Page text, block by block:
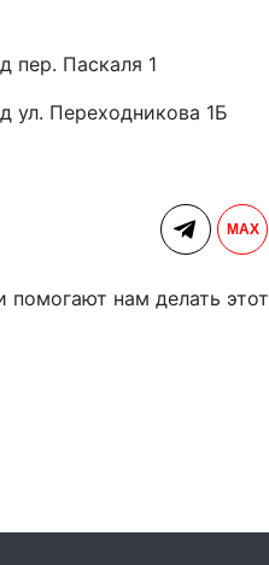
пер. Паскаля 1
ул. Переходникова 1Б
MAX
помогают нам делать